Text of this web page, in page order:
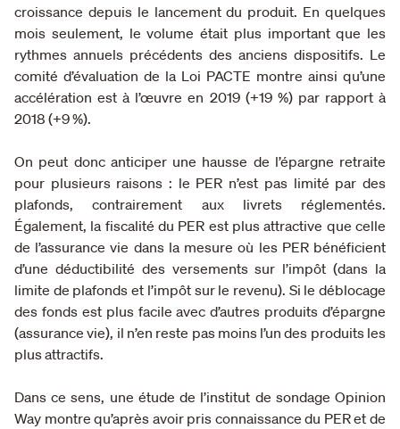
croissance depuis le lancement du produit. En quelques
mois seulement, le volume était plus important que les
rythmes annuels précédents des anciens dispositifs. Le
comité d’évaluation de la Loi PACTE montre ainsi qu’une
accélération est à l’œuvre en 2019 (+19 %) par rapport à
2018 (+9 %).
On peut donc anticiper une hausse de l’épargne retraite
pour plusieurs raisons : le PER n’est pas limité par des
plafonds, contrairement aux livrets réglementés.
Également, la fiscalité du PER est plus attractive que celle
de l’assurance vie dans la mesure où les PER bénéficient
d’une déductibilité des versements sur l’impôt (dans la
limite de plafonds et l’impôt sur le revenu). Si le déblocage
des fonds est plus facile avec d’autres produits d’épargne
(assurance vie), il n’en reste pas moins l’un des produits les
plus attractifs.
Dans ce sens, une étude de l’institut de sondage Opinion
Way montre qu’après avoir pris connaissance du PER et de